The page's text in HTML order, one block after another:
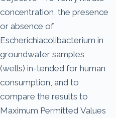
concentration, the presence
or absence of
Escherichiacolibacterium in
groundwater samples
(wells) in-tended for human
consumption, and to
compare the results to
Maximum Permitted Values